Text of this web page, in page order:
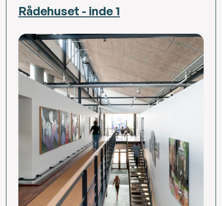
Rådehuset - inde 1